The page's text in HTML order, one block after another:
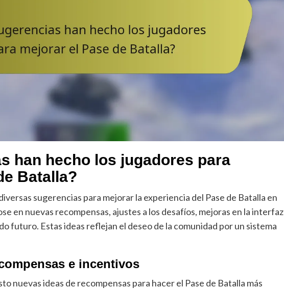
han hecho los jugadores para
Batalla?
sugerencias para mejorar la experiencia del Pase de Batalla en
en nuevas recompensas, ajustes a los desafíos, mejoras en la interfaz
futuro. Estas ideas reflejan el deseo de la comunidad por un sistema
e incentivos
nuevas ideas de recompensas para hacer el Pase de Batalla más